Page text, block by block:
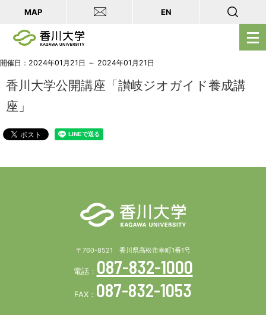
メ
ニ
ー
MAP EN
開催日：2024年01月21日 ～ 2024年01月21日
香川大学公開講座「讃岐ジオガイド養成講
座」
〒760-8521 香川県高松市幸町1番1号
電話： 087-832-1000
FAX： 087-832-1053